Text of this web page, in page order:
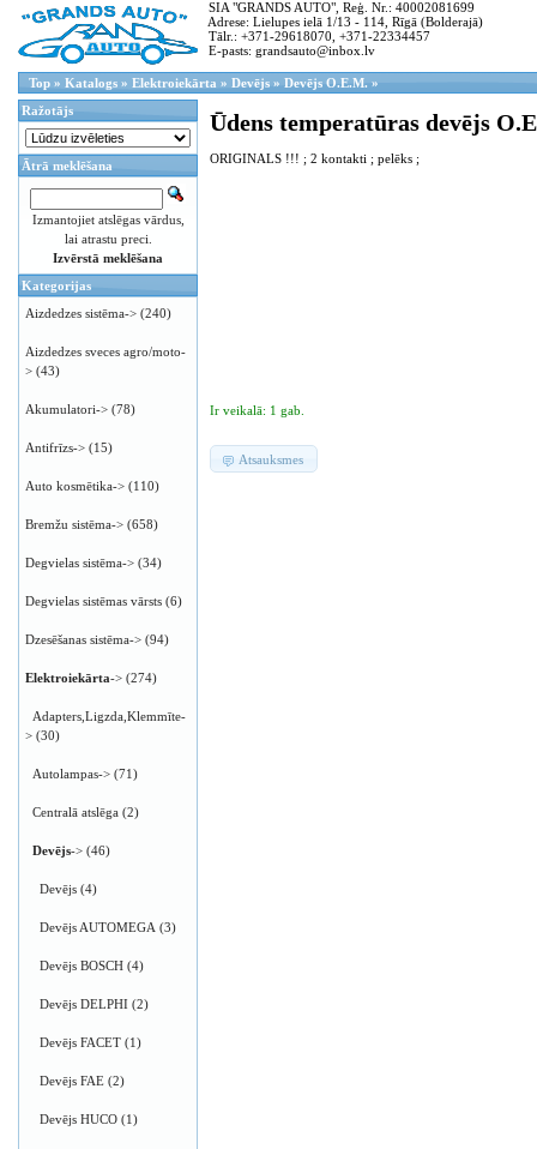
SIA "GRANDS AUTO", Reģ. Nr.: 40002081699
Adrese: Lielupes ielā 1/13 - 114, Rīgā (Bolderajā)
Tālr.: +371-29618070, +371-22334457
E-pasts: grandsauto@inbox.lv
Top » Katalogs » Elektroiekārta » Devējs » Devējs O.E.M. »
Ūdens temperatūras devējs
ORIGINALS !!! ; 2 kontakti ; pelēks ;
Ir veikalā: 1 gab.
Atsauksmes
Ražotājs
Ātrā meklēšana
Izmantojiet atslēgas vārdus,
lai atrastu preci.
Izvērstā meklēšana
Kategorijas
Aizdedzes sistēma-> (240)
Aizdedzes sveces agro/moto-
> (43)
Akumulatori-> (78)
Antifrīzs-> (15)
Auto kosmētika-> (110)
Bremžu sistēma-> (658)
Degvielas sistēma-> (34)
Degvielas sistēmas vārsts (6)
Dzesēšanas sistēma-> (94)
Elektroiekārta-> (274)
Adapters,Ligzda,Klemmīte-
> (30)
Autolampas-> (71)
Centralā atslēga (2)
Devējs-> (46)
Devējs (4)
Devējs AUTOMEGA (3)
Devējs BOSCH (4)
Devējs DELPHI (2)
Devējs FACET (1)
Devējs FAE (2)
Devējs HUCO (1)